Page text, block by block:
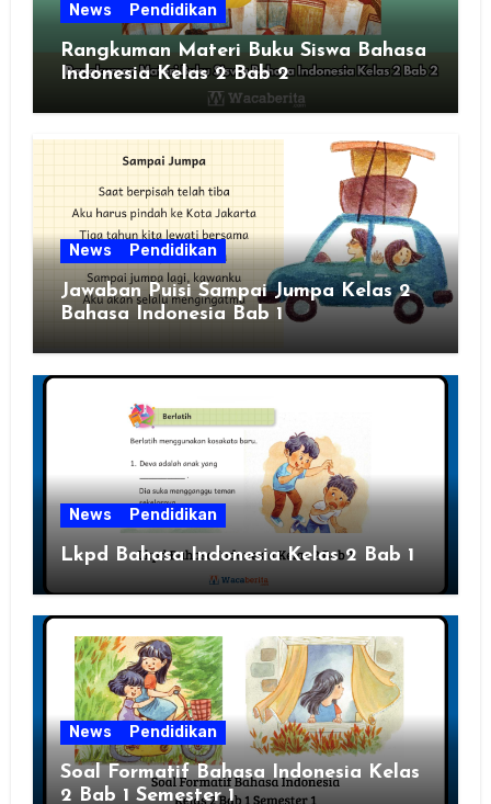
News Pendidikan
Rangkuman Materi Buku Siswa Bahasa
Indonesia Kelas 2 Bab 2
News Pendidikan
Jawaban Puisi Sampai Jumpa Kelas 2
Bahasa Indonesia Bab 1
News Pendidikan
Lkpd Bahasa Indonesia Kelas 2 Bab 1
News Pendidikan
Soal Formatif Bahasa Indonesia Kelas
2 Bab 1 Semester 1